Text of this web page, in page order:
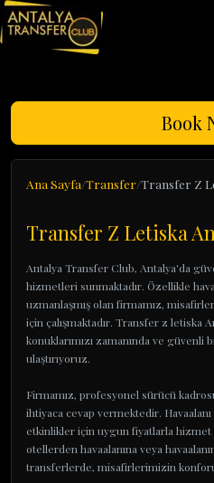
Book
Ana Sayfa Transfer Transfer Z
Transfer Z Letiska
Antalya Transfer Club, Antalya'da
hizmetleri sunmaktadır. Özellikle
uzmanlaşmış olan firmamız,
için çalışmaktadır. Transfer z letiska
konuklarımızı zamanında ve
ulaştırıyoruz.
Firmamız, profesyonel sürücü
ihtiyaca cevap vermektedir.
etkinlikler için uygun fiyatlarla
otellerden havaalanına veya
transferlerde, misafirlerimizin